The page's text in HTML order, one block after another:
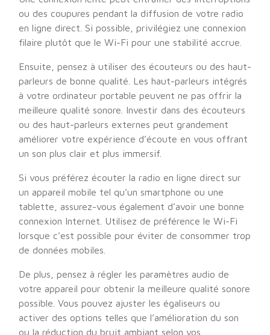
ou des coupures pendant la diffusion de votre radio
en ligne direct. Si possible, privilégiez une connexion
filaire plutôt que le Wi-Fi pour une stabilité accrue.
Ensuite, pensez à utiliser des écouteurs ou des haut-
parleurs de bonne qualité. Les haut-parleurs intégrés
à votre ordinateur portable peuvent ne pas offrir la
meilleure qualité sonore. Investir dans des écouteurs
ou des haut-parleurs externes peut grandement
améliorer votre expérience d’écoute en vous offrant
un son plus clair et plus immersif.
Si vous préférez écouter la radio en ligne direct sur
un appareil mobile tel qu’un smartphone ou une
tablette, assurez-vous également d’avoir une bonne
connexion Internet. Utilisez de préférence le Wi-Fi
lorsque c’est possible pour éviter de consommer trop
de données mobiles.
De plus, pensez à régler les paramètres audio de
votre appareil pour obtenir la meilleure qualité sonore
possible. Vous pouvez ajuster les égaliseurs ou
activer des options telles que l’amélioration du son
ou la réduction du bruit ambiant selon vos